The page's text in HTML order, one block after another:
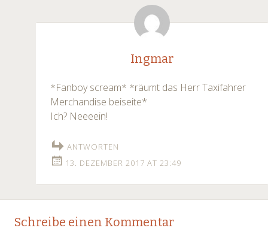
Ingmar
*Fanboy scream* *räumt das Herr Taxifahrer
Merchandise beiseite*
Ich? Neeeein!
ANTWORTEN
13. DEZEMBER 2017 AT 23:49
Schreibe einen Kommentar